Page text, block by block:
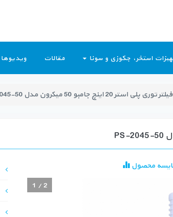
استخر، جکوزی و سونا مقالات ویدیوها
فیلتر توری پلی استر 20 اینچ جامبو 50 میکرون مدل PS-2045-50
محصول
1 /2